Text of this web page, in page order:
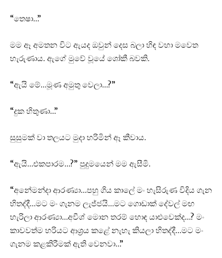
“තෙෂා…”
මම ඈ අමතන විට ඇයද ඔවුන් දෙස බලා හිඳ වහා මවෙත
හැරුණාය. ඇගේ මුවේ වූයේ ශෝකී බවකි.
“ඇයි මේ…මූණ අමුතු වෙලා…?”
“දුක හිතුණා…”
සුසුමක් වා තලයට මුදා හරිමින් ඈ කීවාය.
“ඇයි…එකපාරම…?” පුදුමයෙන් මම ඇසීමි.
“අනේමන්දා ආරණ්‍යා…පහු ගිය කාලේ මං හැසිරුණ විදිය ගැන
හිතද්දී…මට මං ගැනම ලැජ්ජයි…මට ගොඩාක් දේවල් මඟ
හැරිලා ආරණ්‍යා…අවීශ් මොන තරම් හොඳ යාළුවෙක්ද…? මං
කාවවත්ම හරියට ආශ්‍රය කළේ නැහැ කියලා හිතද්දී…මට මං
ගැනම කළකිරීමක් ඇති වෙනවා…”